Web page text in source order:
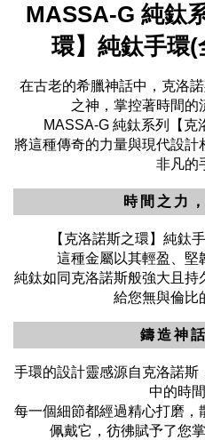
MASSA-G 純鈦
環】純鈦手環
在古老的希臘神話中，克洛
之神，掌控著時間的
MASSA-G 純鈦系列【克
將這種傳奇的力量與現代設
非凡的
時間之力
【克洛諾斯之環】純鈦
這種金屬以其輕盈、堅
純鈦如同克洛諾斯般強大且
給您無與倫比
鑄造神
手環的設計靈感源自克洛諾
中的時間
每一個細節都經過精心打磨，
佩戴它，彷彿賦予了您